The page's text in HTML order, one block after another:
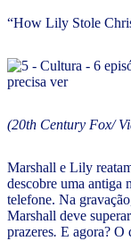
“How Lily Stole
(20th Century Fox/
Marshall e Lily
descobre uma antiga
telefone. Na
Marshall deve
prazeres. E agora? O